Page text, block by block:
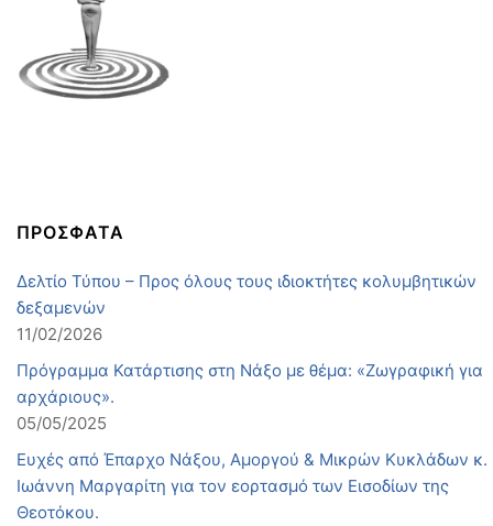
ΠΡΟΣΦΑΤΑ
Δελτίο Τύπου – Προς όλους τους ιδιοκτήτες κολυμβητικών
δεξαμενών
11/02/2026
Πρόγραμμα Κατάρτισης στη Νάξο με θέμα: «Ζωγραφική για
αρχάριους».
05/05/2025
Ευχές από Έπαρχο Νάξου, Αμοργού & Μικρών Κυκλάδων κ.
Ιωάννη Μαργαρίτη για τον εορτασμό των Εισοδίων της
Θεοτόκου.